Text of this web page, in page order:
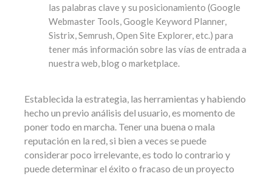
las palabras clave y su posicionamiento (Google
Webmaster Tools, Google Keyword Planner,
Sistrix, Semrush, Open Site Explorer, etc.) para
tener más información sobre las vías de entrada a
nuestra web, blog o marketplace.
Establecida la estrategia, las herramientas y habiendo
hecho un previo análisis del usuario, es momento de
poner todo en marcha. Tener una buena o mala
reputación en la red, si bien a veces se puede
considerar poco irrelevante, es todo lo contrario y
puede determinar el éxito o fracaso de un proyecto